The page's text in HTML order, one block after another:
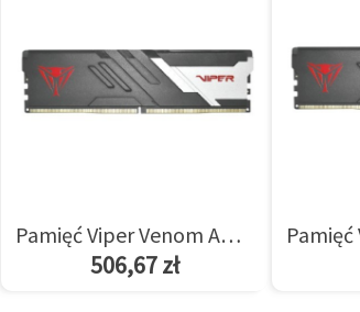
Pamięć Viper Venom AMD 8GB/6000(1*8GB) CL36
506,67 zł